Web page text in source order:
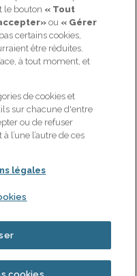
PRÉVOYANCE
Qui sommes-nous ?
Nos actualités
Contactez-nous
Notre page Linkedin
client de Gan
de 8h30 à 18h
le bouton « Tout
ou « Gérer
certains cookies,
être réduites.
à tout moment, et
de cookies et
sur chacune d'entre
ou de refuser
l’une l’autre de ces
légales